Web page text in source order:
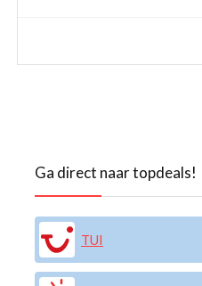
Ga direct naar topdeals!
TUI